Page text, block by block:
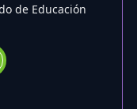
de Educación